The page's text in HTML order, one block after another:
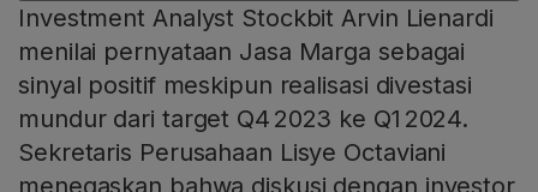
Investment Analyst Stockbit Arvin Lienardi
menilai pernyataan Jasa Marga sebagai
sinyal positif meskipun realisasi divestasi
mundur dari target Q4 2023 ke Q1 2024.
Sekretaris Perusahaan Lisye Octaviani